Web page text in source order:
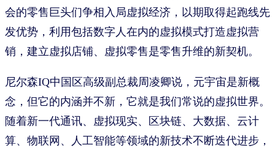
会的零售巨头们争相入局虚拟经济，以期取得起跑线先
发优势，利用包括数字人在内的虚拟模式打造虚拟营
销，建立虚拟店铺、虚拟零售是零售升维的新契机。
尼尔森IQ中国区高级副总裁周凌卿说，元宇宙是新概
念，但它的内涵并不新，它就是我们常说的虚拟世界。
随着新一代通讯、虚拟现实、区块链、大数据、云计
算、物联网、人工智能等领域的新技术不断迭代进步，